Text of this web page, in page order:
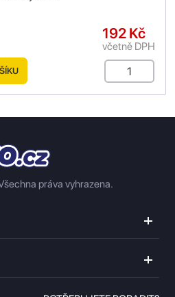
192 Kč
včetně DPH
práva vyhrazena.